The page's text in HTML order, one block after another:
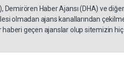
Demirören Haber Ajansı (DHA) ve
olmadan ajans kanallarından
geçen ajanslar olup sitemizin